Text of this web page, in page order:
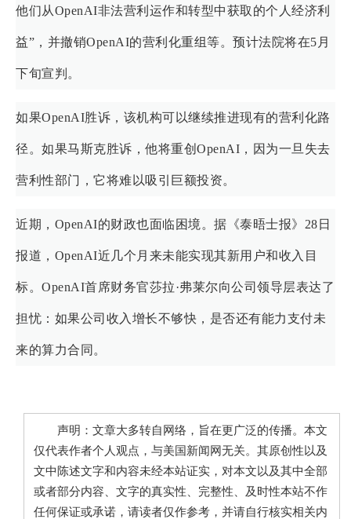
他们从OpenAI非法营利运作和转型中获取的个人经济利
益”，并撤销OpenAI的营利化重组等。预计法院将在5月
下旬宣判。
如果OpenAI胜诉，该机构可以继续推进现有的营利化路
径。如果马斯克胜诉，他将重创OpenAI，因为一旦失去
营利性部门，它将难以吸引巨额投资。
近期，OpenAI的财政也面临困境。据《泰晤士报》28日
报道，OpenAI近几个月来未能实现其新用户和收入目
标。OpenAI首席财务官莎拉·弗莱尔向公司领导层表达了
担忧：如果公司收入增长不够快，是否还有能力支付未
来的算力合同。
声明：文章大多转自网络，旨在更广泛的传播。本文
仅代表作者个人观点，与美国新闻网无关。其原创性以及
文中陈述文字和内容未经本站证实，对本文以及其中全部
或者部分内容、文字的真实性、完整性、及时性本站不作
任何保证或承诺，请读者仅作参考，并请自行核实相关内